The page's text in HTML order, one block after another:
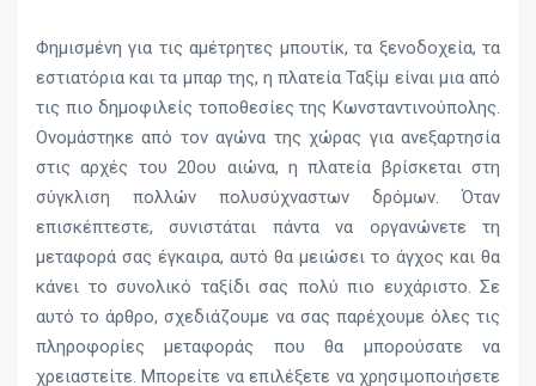
Φημισμένη για τις αμέτρητες μπουτίκ, τα ξενοδοχεία, τα
εστιατόρια και τα μπαρ της, η πλατεία Ταξίμ είναι μια από
τις πιο δημοφιλείς τοποθεσίες της Κωνσταντινούπολης.
Ονομάστηκε από τον αγώνα της χώρας για ανεξαρτησία
στις αρχές του 20ου αιώνα, η πλατεία βρίσκεται στη
σύγκλιση πολλών πολυσύχναστων δρόμων. Όταν
επισκέπτεστε, συνιστάται πάντα να οργανώνετε τη
μεταφορά σας έγκαιρα, αυτό θα μειώσει το άγχος και θα
κάνει το συνολικό ταξίδι σας πολύ πιο ευχάριστο. Σε
αυτό το άρθρο, σχεδιάζουμε να σας παρέχουμε όλες τις
πληροφορίες μεταφοράς που θα μπορούσατε να
χρειαστείτε. Μπορείτε να επιλέξετε να χρησιμοποιήσετε